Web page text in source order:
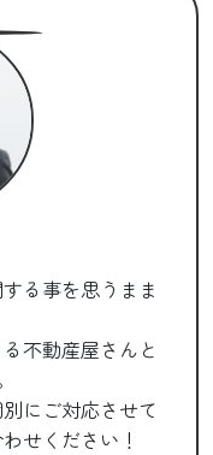
る事を思うまま
不動産屋さんと
にご対応させて
せください！